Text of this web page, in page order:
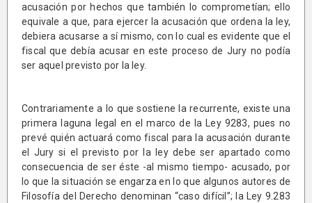
acusación por hechos que también lo comprometían; ello
equivale a que, para ejercer la acusación que ordena la ley,
debiera acusarse a sí mismo, con lo cual es evidente que el
fiscal que debía acusar en este proceso de Jury no podía
ser aquel previsto por la ley.
Contrariamente a lo que sostiene la recurrente, existe una
primera laguna legal en el marco de la Ley 9283, pues no
prevé quién actuará como fiscal para la acusación durante
el Jury si el previsto por la ley debe ser apartado como
consecuencia de ser éste -al mismo tiempo- acusado, por
lo que la situación se engarza en lo que algunos autores de
Filosofía del Derecho denominan “caso difícil”; la Ley 9.283